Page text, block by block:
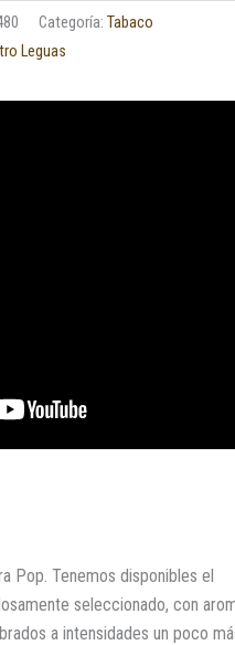
Categoría: Tabaco
Leguas
Pop. Tenemos disponibles el
seleccionado, con
a intensidades un poco